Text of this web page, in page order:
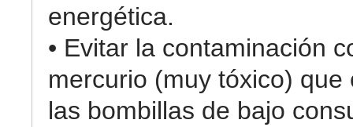
energética.
• Evitar la contaminación
mercurio (muy tóxico) que
las bombillas de bajo